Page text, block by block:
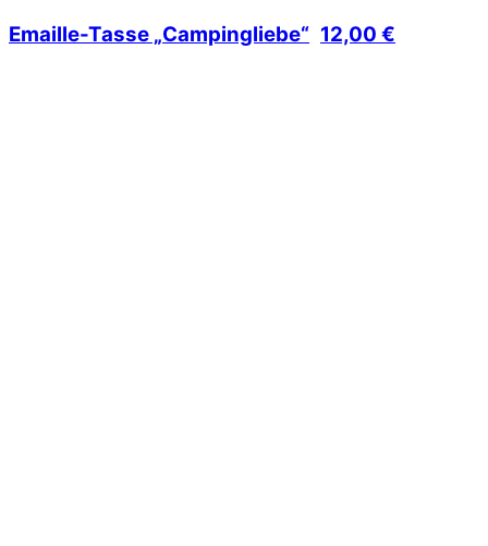
Emaille-Tasse „Campingliebe“ 12,00 €